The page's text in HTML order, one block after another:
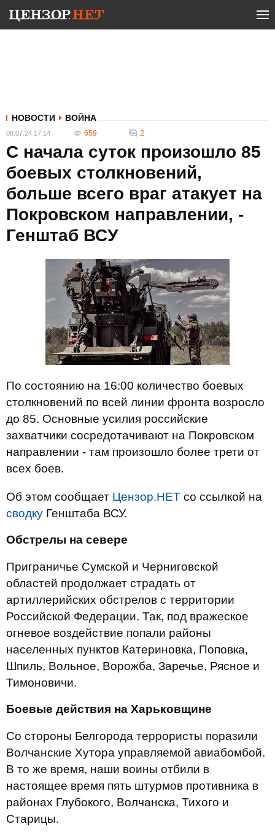
НОВОСТИ ВОЙНА
08.07.24 17:14 659 2
С начала суток произошло 85
боевых столкновений,
больше всего враг атакует на
Покровском направлении, -
Генштаб ВСУ
По состоянию на 16:00 количество боевых
столкновений по всей линии фронта возросло
до 85. Основные усилия российские
захватчики сосредотачивают на Покровском
направлении - там произошло более трети от
всех боев.
Об этом сообщает Цензор.НЕТ со ссылкой на
сводку Генштаба ВСУ.
Обстрелы на севере
Приграничье Сумской и Черниговской
областей продолжает страдать от
артиллерийских обстрелов с территории
Российской Федерации. Так, под вражеское
огневое воздействие попали районы
населенных пунктов Катериновка, Поповка,
Шпиль, Вольное, Ворожба, Заречье, Рясное и
Тимоновичи.
Боевые действия на Харьковщине
Со стороны Белгорода террористы поразили
Волчанские Хутора управляемой авиабомбой.
В то же время, наши воины отбили в
настоящее время пять штурмов противника в
районах Глубокого, Волчанска, Тихого и
Старицы.